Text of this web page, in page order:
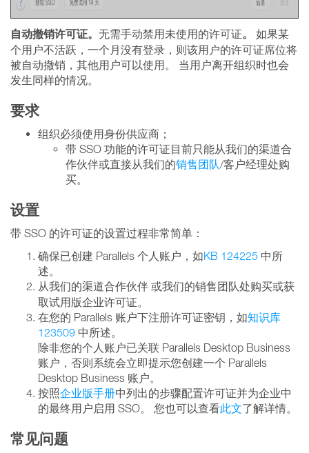
自动撤销许可证。 无需手动禁用未使用的许可证。
如果某
个用户不活跃，一个月没有登录，则该用户的许可证席位将
被自动撤销，其他用户可以使用。 当用户离开组织时也会
发生同样的情况。
要求
组织必须使用身份供应商；
带 SSO 功能的许可证目前只能从我们的渠道合
作伙伴或直接从我们的销售团队/客户经理处购
买。
设置
带 SSO 的许可证的设置过程非常简单：
确保已创建 Parallels 个人账户，如KB 124225 中所
述。
从我们的渠道合作伙伴 或我们的销售团队处购买或获
取试用版企业许可证。
在您的 Parallels 账户下注册许可证密钥，如知识库
123509 中所述。
除非您的个人账户已关联 Parallels Desktop Business
账户，否则系统会立即提示您创建一个 Parallels
Desktop Business 账户。
按照企业版手册中列出的步骤配置许可证并为企业中
的最终用户启用 SSO。 您也可以查看此文了解详情。
常见问题